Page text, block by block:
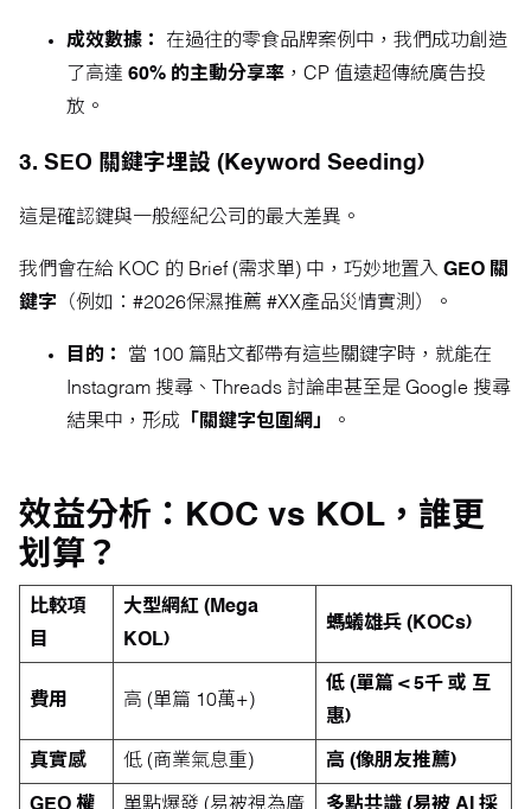
成效數據：
在過往的零食品牌案例中，我們成功創造
了高達 60% 的主動分享率 ，CP 值遠超傳統廣告投
放。
3. SEO 關鍵字埋設 (Keyword Seeding)
這是確認鍵與一般經紀公司的最大差異。
我們會在給 KOC 的 Brief (需求單) 中，巧妙地置入 GEO 關
鍵字 （例如：#2026保濕推薦 #XX產品災情實測）。
目的：
當 100 篇貼文都帶有這些關鍵字時，就能在
Instagram 搜尋、Threads 討論串甚至是 Google 搜尋
結果中，形成 「關鍵字包圍網」 。
效益分析：KOC vs KOL，誰更
划算？
比較項
目
大型網紅 (Mega
KOL)
螞蟻雄兵 (KOCs)
費用 高 (單篇 10萬+)
低 (單篇 < 5千 或 互
惠)
真實感 低 (商業氣息重) 高 (像朋友推薦)